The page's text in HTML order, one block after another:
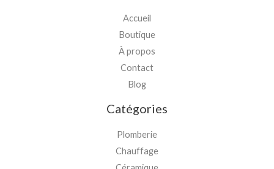
Accueil
Boutique
À propos
Contact
Blog
Catégories
Plomberie
Chauffage